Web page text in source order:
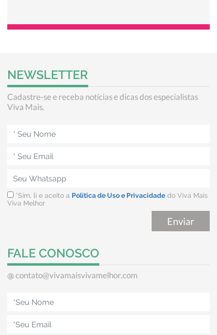
NEWSLETTER
Cadastre-se e receba notícias e dicas dos especialistas
Viva Mais.
*Sim, li e aceito a Política de Uso e Privacidade do Viva Mais
Viva Melhor
FALE CONOSCO
@contato@vivamaisvivamelhor.com